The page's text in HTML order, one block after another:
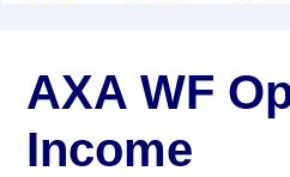
AXA WF
Income